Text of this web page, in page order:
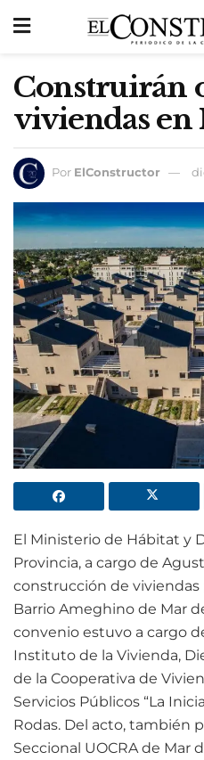
Construirán
viviendas en
Por ElConstructor
El Ministerio de Hábitat y
Provincia, a cargo de
construcción de viviendas
Barrio Ameghino de Mar
convenio estuvo a cargo
Instituto de la Vivienda,
de la Cooperativa de
Servicios Públicos “La
Rodas. Del acto, también
Seccional UOCRA de Mar